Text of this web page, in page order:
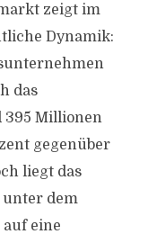
zeigt im
Dynamik:
das
395 Millionen
gegenüber
liegt das
unter dem
eine